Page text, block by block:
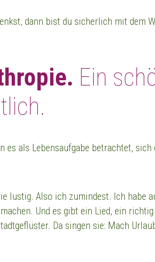
dann bist du sicherlich mit dem
Ein
es als Lebensaufgabe betrachtet, sich
lustig. Also ich zumindest. Ich habe
Und es gibt ein Lied, ein
Da singen sie: Mach